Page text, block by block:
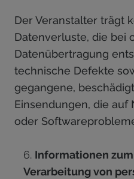
Der Veranstalter trägt
Datenverluste, die bei
Datenübertragung
technische Defekte
gegangene,
Einsendungen, die
oder
Informationen
Verarbeitung von